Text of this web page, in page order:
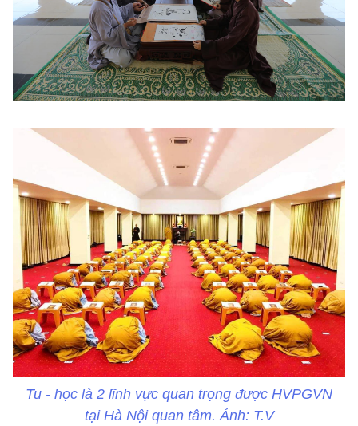
Tu - học là 2 lĩnh vực quan trọng được HVPGVN
tại Hà Nội quan tâm. Ảnh: T.V